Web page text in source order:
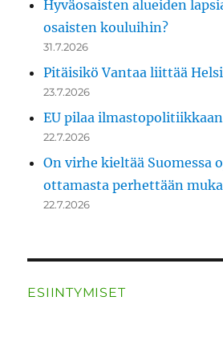
Hyväosaisten alueiden
osaisten kouluihin?
31.7.2026
Pitäisikö Vantaa liittää
23.7.2026
EU pilaa
22.7.2026
On virhe kieltää Suomessa
ottamasta perhettään
22.7.2026
ESIINTYMISET